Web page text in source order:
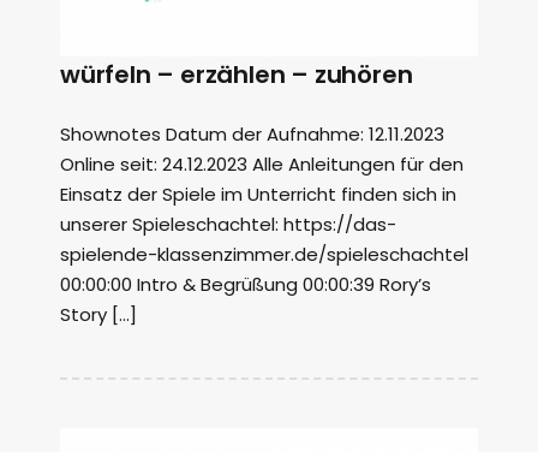
würfeln – erzählen – zuhören
Shownotes Datum der Aufnahme: 12.11.2023
Online seit: 24.12.2023 Alle Anleitungen für den
Einsatz der Spiele im Unterricht finden sich in
unserer Spieleschachtel: https://das-
spielende-klassenzimmer.de/spieleschachtel
00:00:00 Intro & Begrüßung 00:00:39 Rory’s
Story […]